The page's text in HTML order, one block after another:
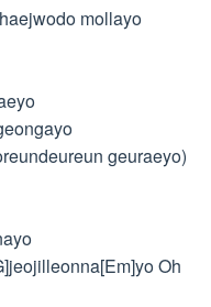
mollayo
geuraeyo)
Oh